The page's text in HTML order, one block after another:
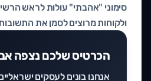
סימוני "אהבתי" עולות לראש
ולקוחות מרוצים לסמן את
הכרטיס שלכם נצפה
אנחנו בונים לעסקים